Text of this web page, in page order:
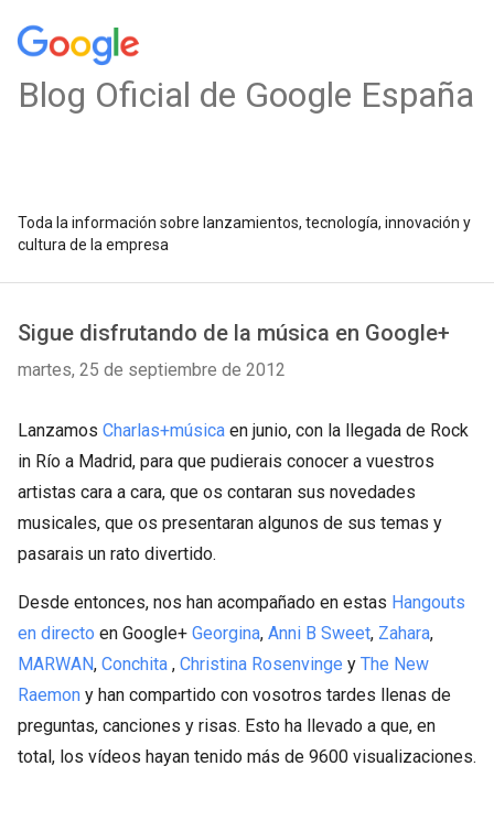
Blog Oficial de Google España
Toda la información sobre lanzamientos, tecnología, innovación y
cultura de la empresa
Sigue disfrutando de la música en Google+
martes, 25 de septiembre de 2012
Lanzamos Charlas+música en junio, con la llegada de Rock
in Río a Madrid, para que pudierais conocer a vuestros
artistas cara a cara, que os contaran sus novedades
musicales, que os presentaran algunos de sus temas y
pasarais un rato divertido.
Desde entonces, nos han acompañado en estas Hangouts
en directo en Google+ Georgina, Anni B Sweet, Zahara,
MARWAN, Conchita , Christina Rosenvinge y The New
Raemon y han compartido con vosotros tardes llenas de
preguntas, canciones y risas. Esto ha llevado a que, en
total, los vídeos hayan tenido más de 9600 visualizaciones.